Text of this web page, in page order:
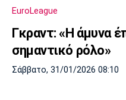
EuroLeague
Γκραντ: «Η άμυνα
σημαντικό ρόλο»
Σάββατο, 31/01/2026 08:10